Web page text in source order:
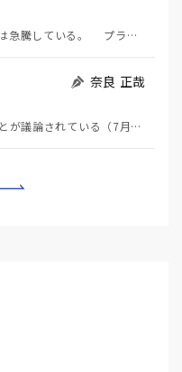
日米が協調介入に踏み切った。円は急騰している。 プラザ合意以降、協調介入は為替相場の転機になって…
奈良 正哉
ストーカーにGPSを着けさせることが議論されている（7月29日日経）。反対派は「ストーカーにも人権…